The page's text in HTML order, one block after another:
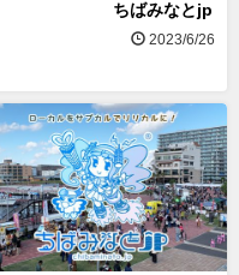
ちばみなとjp
2023/6/26